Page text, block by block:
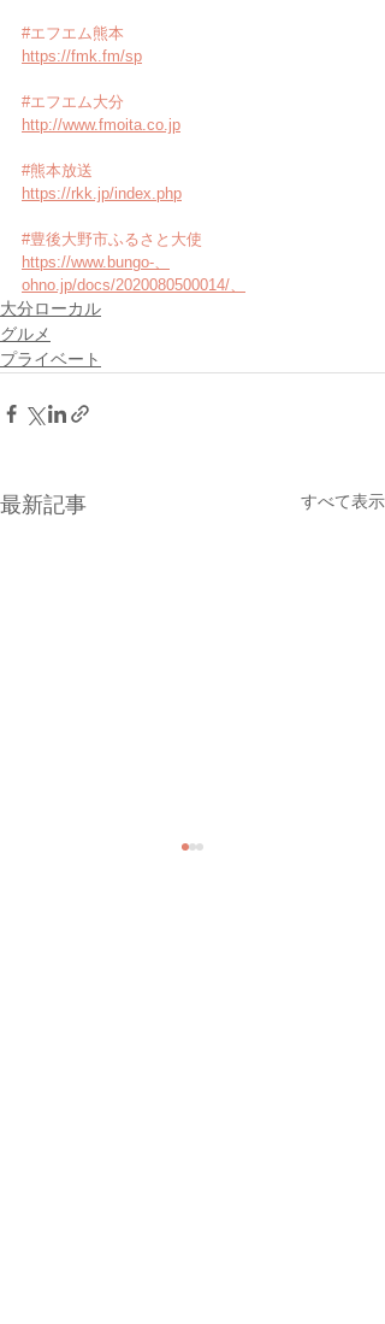
#エフエム熊本
https://fmk.fm/sp
#エフエム大分
http://www.fmoita.co.jp
#熊本放送
https://rkk.jp/index.php
#豊後大野市ふるさと大使
https://www.bungo-、
ohno.jp/docs/2020080500014/、
大分ローカル
グルメ
プライベート
最新記事 すべて表示